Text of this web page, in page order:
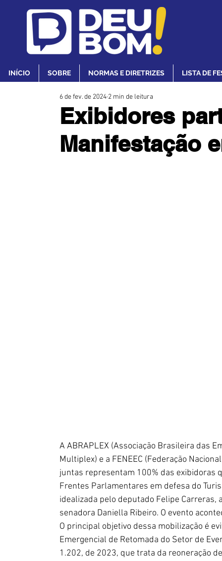
INÍCIO SOBRE NORMAS E DIRETRIZES LISTA DE
Exibidores
Manifestação
6 de fev. de 2024 2 min de leitura
A ABRAPLEX (Associação Brasileira das
Multiplex) e a FENEEC (Federação
juntas representam 100% das exibidoras
Frentes Parlamentares em defesa do
idealizada pelo deputado Felipe Carreras,
senadora Daniella Ribeiro. O evento
O principal objetivo dessa mobilização é
Emergencial de Retomada do Setor de
1.202, de 2023, que trata da reoneração